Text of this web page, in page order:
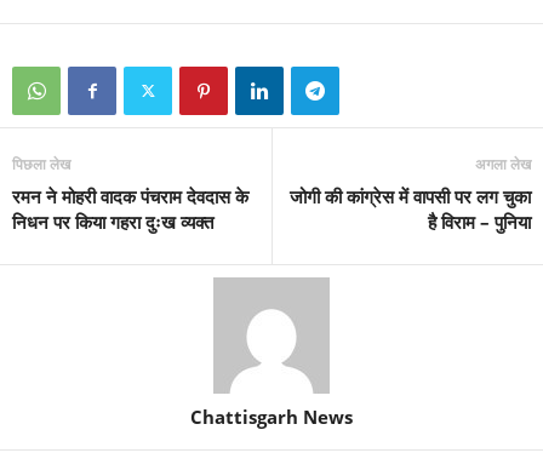
पिछला लेख
रमन ने मोहरी वादक पंचराम देवदास के
निधन पर किया गहरा दुःख व्यक्त
अगला लेख
जोगी की कांग्रेस में वापसी पर लग चुका
है विराम – पुनिया
Chattisgarh News